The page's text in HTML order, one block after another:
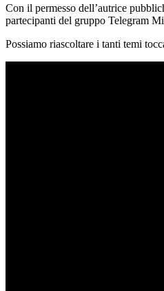
Con il permesso dell’autrice
partecipanti del gruppo Telegram
Possiamo riascoltare i tanti temi